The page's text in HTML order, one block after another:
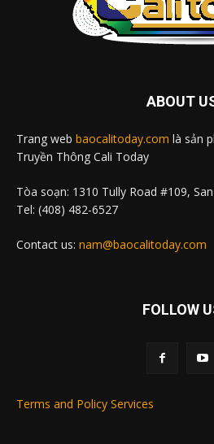
ABOUT
Trang web baocalitoday.com là sản
Truyền Thông Cali Today
Tòa soạn: 1310 Tully Road #109,
Tel: (408) 482-6527
Contact us: nam@baocalitoday.com
FOLLOW
Terms and Policy Services